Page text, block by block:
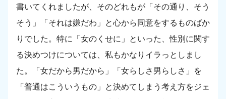
書いてくれましたが、そのどれもが「その通り、そう
そう」「それは嫌だわ」と心から同意をするものばか
りでした。特に「女のくせに」といった、性別に関す
る決めつけについては、私もかなりイラっとしまし
た。「女だから男だから」「女らしさ男らしさ」を
「普通はこういうもの」と決めてしまう考え方をジェ